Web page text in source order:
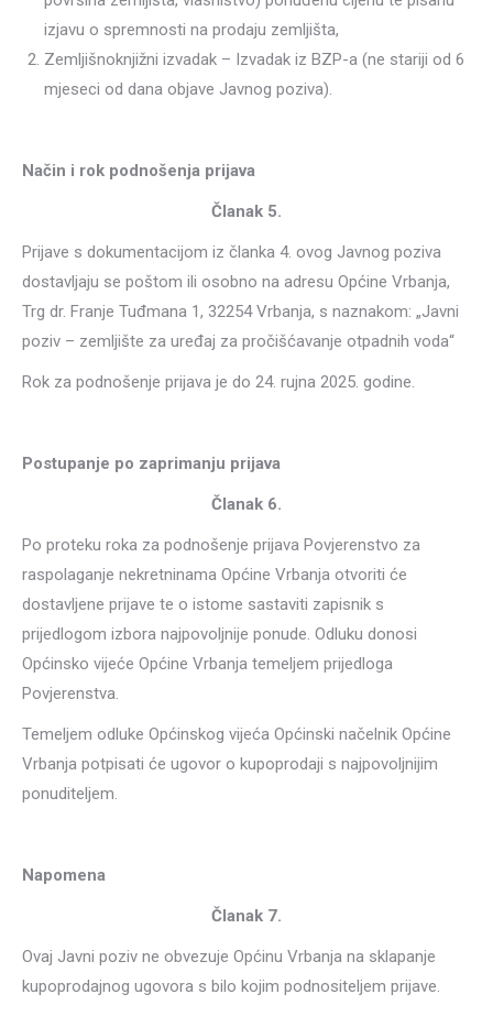
izjavu o spremnosti na prodaju zemljišta,
Zemljišnoknjižni izvadak – Izvadak iz BZP-a (ne stariji od 6
mjeseci od dana objave Javnog poziva).
Način i rok podnošenja prijava
Članak 5.
Prijave s dokumentacijom iz članka 4. ovog Javnog poziva
dostavljaju se poštom ili osobno na adresu Općine Vrbanja,
Trg dr. Franje Tuđmana 1, 32254 Vrbanja, s naznakom: „Javni
poziv – zemljište za uređaj za pročišćavanje otpadnih voda“
Rok za podnošenje prijava je do 24. rujna 2025. godine.
Postupanje po zaprimanju prijava
Članak 6.
Po proteku roka za podnošenje prijava Povjerenstvo za
raspolaganje nekretninama Općine Vrbanja otvoriti će
dostavljene prijave te o istome sastaviti zapisnik s
prijedlogom izbora najpovoljnije ponude. Odluku donosi
Općinsko vijeće Općine Vrbanja temeljem prijedloga
Povjerenstva.
Temeljem odluke Općinskog vijeća Općinski načelnik Općine
Vrbanja potpisati će ugovor o kupoprodaji s najpovoljnijim
ponuditeljem.
Napomena
Članak 7.
Ovaj Javni poziv ne obvezuje Općinu Vrbanja na sklapanje
kupoprodajnog ugovora s bilo kojim podnositeljem prijave.